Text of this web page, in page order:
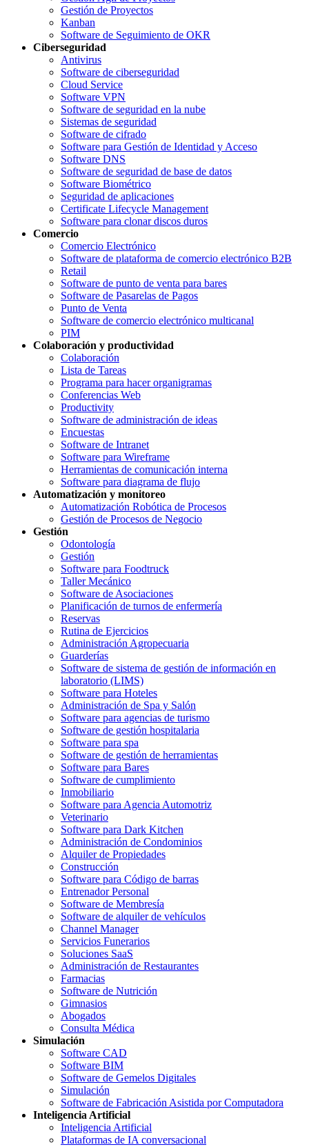
Gestión de Proyectos
Kanban
Software de Seguimiento de OKR
Ciberseguridad
Antivirus
Software de ciberseguridad
Cloud Service
Software VPN
Software de seguridad en la nube
Sistemas de seguridad
Software de cifrado
Software para Gestión de Identidad y Acceso
Software DNS
Software de seguridad de base de datos
Software Biométrico
Seguridad de aplicaciones
Certificate Lifecycle Management
Software para clonar discos duros
Comercio
Comercio Electrónico
Software de plataforma de comercio electrónico B2B
Retail
Software de punto de venta para bares
Software de Pasarelas de Pagos
Punto de Venta
Software de comercio electrónico multicanal
PIM
Colaboración y productividad
Colaboración
Lista de Tareas
Programa para hacer organigramas
Conferencias Web
Productivity
Software de administración de ideas
Encuestas
Software de Intranet
Software para Wireframe
Herramientas de comunicación interna
Software para diagrama de flujo
Automatización y monitoreo
Automatización Robótica de Procesos
Gestión de Procesos de Negocio
Gestión
Odontología
Gestión
Software para Foodtruck
Taller Mecánico
Software de Asociaciones
Planificación de turnos de enfermería
Reservas
Rutina de Ejercicios
Administración Agropecuaria
Guarderías
Software de sistema de gestión de información en
laboratorio (LIMS)
Software para Hoteles
Administración de Spa y Salón
Software para agencias de turismo
Software de gestión hospitalaria
Software para spa
Software de gestión de herramientas
Software para Bares
Software de cumplimiento
Inmobiliario
Software para Agencia Automotriz
Veterinario
Software para Dark Kitchen
Administración de Condominios
Alquiler de Propiedades
Construcción
Software para Código de barras
Entrenador Personal
Software de Membresía
Software de alquiler de vehículos
Channel Manager
Servicios Funerarios
Soluciones SaaS
Administración de Restaurantes
Farmacias
Software de Nutrición
Gimnasios
Abogados
Consulta Médica
Simulación
Software CAD
Software BIM
Software de Gemelos Digitales
Simulación
Software de Fabricación Asistida por Computadora
Inteligencia Artificial
Inteligencia Artificial
Plataformas de IA conversacional